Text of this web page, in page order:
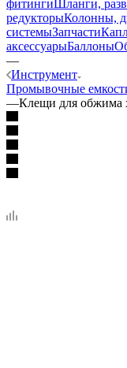
фитингиШланги,
редукторыКолонны,
системыЗапчасти
аксессуарыБаллоны
—
Инструмент
Промывочные
—Клещи для обжима